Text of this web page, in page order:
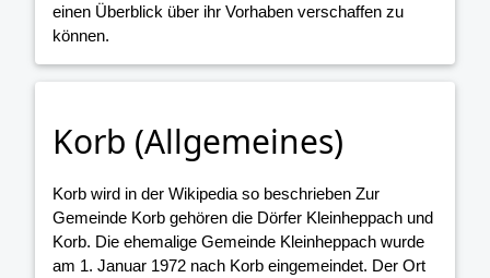
einen Überblick über ihr Vorhaben verschaffen zu
können.
Korb (Allgemeines)
Korb wird in der Wikipedia so beschrieben Zur
Gemeinde Korb gehören die Dörfer Kleinheppach und
Korb. Die ehemalige Gemeinde Kleinheppach wurde
am 1. Januar 1972 nach Korb eingemeindet. Der Ort